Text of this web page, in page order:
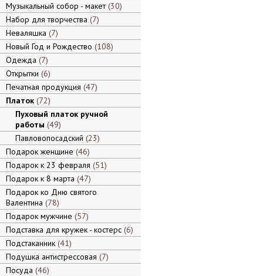
Музыкальный собор - макет 30
Набор для творчества 7
Неваляшка 7
Новый Год и Рождество 108
Одежда 7
Открытки 6
Печатная продукция 47
Платок 72
Пуховый платок ручной
работы 49
Павловопосадский 23
Подарок женщине 46
Подарок к 23 февраля 51
Подарок к 8 марта 47
Подарок ко Дню святого
Валентина 78
Подарок мужчине 57
Подставка для кружек - костерс 6
Подстаканник 41
Подушка антистрессовая 7
Посуда 46